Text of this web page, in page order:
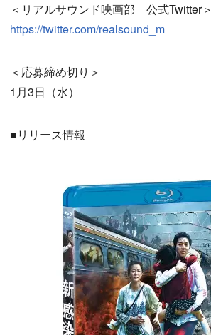
＜リアルサウンド映画部 公式Twitter＞
https://twitter.com/realsound_m
＜応募締め切り＞
1月3日（水）
■リリース情報